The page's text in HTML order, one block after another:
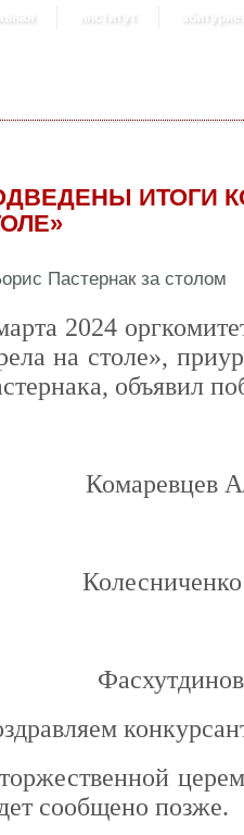
институт
ИТОГИ
2024
на столе»,
объявил
Комаревцев
сообщено позже.